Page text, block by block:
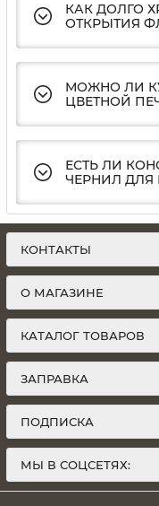
КАК ДОЛГО
ОТКРЫТИЯ
МОЖНО ЛИ
ЦВЕТНОЙ
ЕСТЬ ЛИ
ЧЕРНИЛ ДЛЯ
КОНТАКТЫ
О МАГАЗИНЕ
КАТАЛОГ ТОВАРОВ
ЗАПРАВКА
ПОДПИСКА
МЫ В СОЦСЕТЯХ: